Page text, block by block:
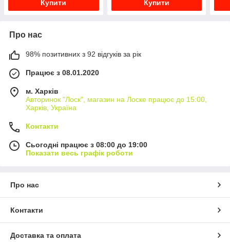
Купити Купити
Про нас
98% позитивних з 92 відгуків за рік
Працює з 08.01.2020
м. Харків
Авторинок "Лоск", магазин на Лоске працює до 15:00,
Харків, Україна
Контакти
Сьогодні працює з 08:00 до 19:00
Показати весь графік роботи
Про нас
Контакти
Доставка та оплата